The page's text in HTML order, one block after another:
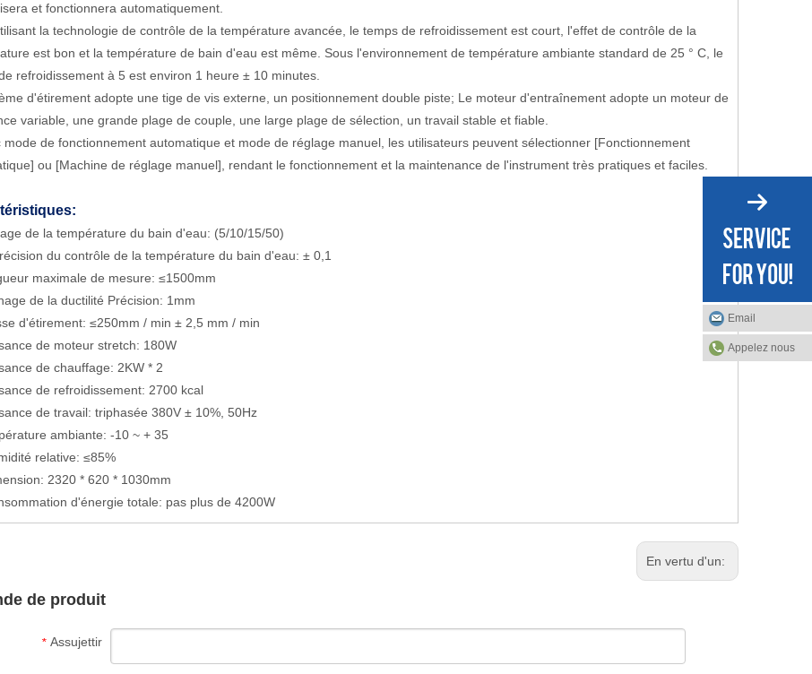
et fonctionnera automatiquement.
la technologie de contrôle de la température avancée, le temps de refroidissement est court, l'effet de contrôle de la
est bon et la température de bain d'eau est même. Sous l'environnement de température ambiante standard de 25 ° C, le
refroidissement à 5 est environ 1 heure ± 10 minutes.
d'étirement adopte une tige de vis externe, un positionnement double piste; Le moteur d'entraînement adopte un moteur de
variable, une grande plage de couple, une large plage de sélection, un travail stable et fiable.
mode de fonctionnement automatique et mode de réglage manuel, les utilisateurs peuvent sélectionner [Fonctionnement
ou [Machine de réglage manuel], rendant le fonctionnement et la maintenance de l'instrument très pratiques et faciles.
de la température du bain d'eau: (5/10/15/50)
du contrôle de la température du bain d'eau: ± 0,1
maximale de mesure: ≤1500mm
de la ductilité Précision: 1mm
d'étirement: ≤250mm / min ± 2,5 mm / min
de moteur stretch: 180W
de chauffage: 2KW * 2
de refroidissement: 2700 kcal
de travail: triphasée 380V ± 10%, 50Hz
ambiante: -10 ~ + 35
relative: ≤85%
2320 * 620 * 1030mm
d'énergie totale: pas plus de 4200W
En vertu d'un:
de produit
* Assujettir
Email
Appelez nous